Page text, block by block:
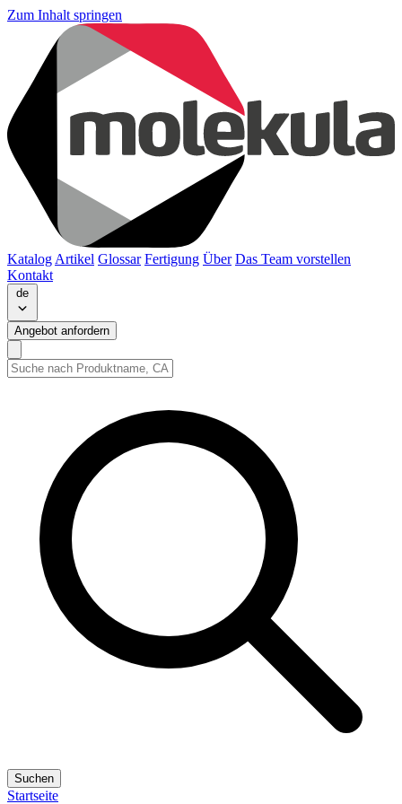
Zum Inhalt springen
Katalog Artikel Glossar Fertigung Über Das Team vorstellen
Kontakt
de
Angebot anfordern
Suchen
Startseite